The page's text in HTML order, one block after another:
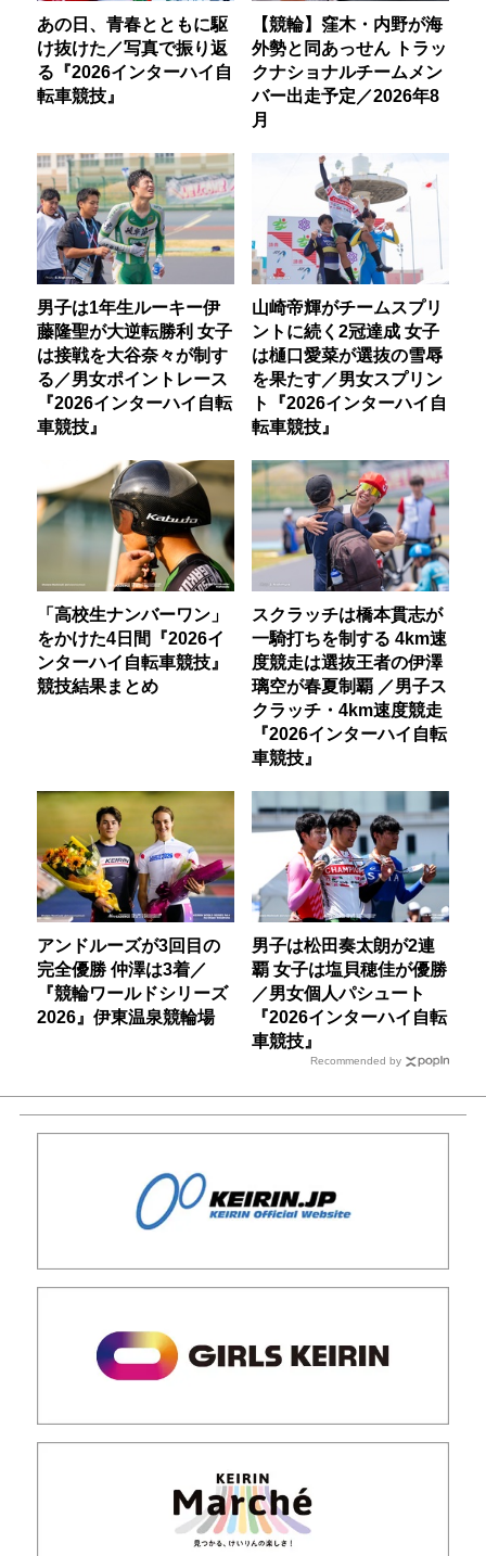
あの日、青春とともに駆
け抜けた／写真で振り返
る『2026インターハイ自
転車競技』
【競輪】窪木・内野が海
外勢と同あっせん トラッ
クナショナルチームメン
バー出走予定／2026年8
月
男子は1年生ルーキー伊
藤隆聖が大逆転勝利 女子
は接戦を大谷奈々が制す
る／男女ポイントレース
『2026インターハイ自転
車競技』
山崎帝輝がチームスプリ
ントに続く2冠達成 女子
は樋口愛菜が選抜の雪辱
を果たす／男女スプリン
ト『2026インターハイ自
転車競技』
「高校生ナンバーワン」
をかけた4日間『2026イ
ンターハイ自転車競技』
競技結果まとめ
スクラッチは橋本貫志が
一騎打ちを制する 4km速
度競走は選抜王者の伊澤
璃空が春夏制覇 ／男子ス
クラッチ・4km速度競走
『2026インターハイ自転
車競技』
アンドルーズが3回目の
完全優勝 仲澤は3着／
『競輪ワールドシリーズ
2026』伊東温泉競輪場
男子は松田奏太朗が2連
覇 女子は塩貝穂佳が優勝
／男女個人パシュート
『2026インターハイ自転
車競技』
Recommended by